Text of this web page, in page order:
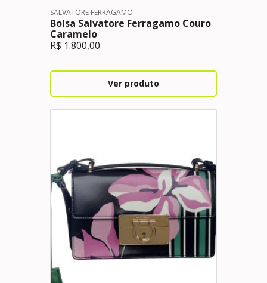
SALVATORE FERRAGAMO
Bolsa Salvatore Ferragamo Couro
Caramelo
R$ 1.800,00
Ver produto